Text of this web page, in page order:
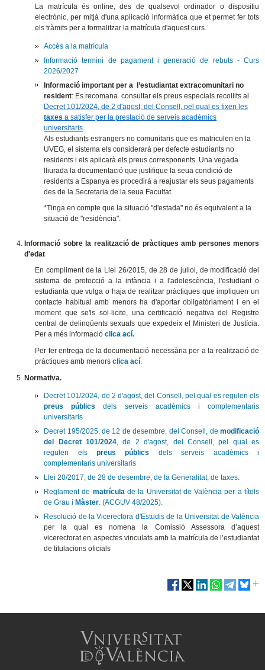
La matrícula és online, des de qualsevol ordinador o dispositiu
electrònic, per mitjà d'una aplicació informàtica que et permet fer tots
els tràmits per a formalitzar la matrícula d'aquest curs.
Accés a la matrícula
Informació termini de pagament i generació de rebuts - Curs
2026/2027
Informació important per a l’estudiantat extracomunitari no
resident: Es recomana consultar els preus especials recollits al
Decret 101/2024, de 2 d'agost, del Consell, pel qual es fixen les
taxes a satisfer per la prestació de serveis acadèmics
universitaris
Als estudiants estrangers no comunitaris que es matriculen en la
UVEG, el sistema els considerarà per defecte estudiants no
residents i els aplicarà els preus corresponents. Una vegada
lliurada la documentació que justifique la seua condició de
residents a Espanya es procedirà a reajustar els seus pagaments
des de la Secretaria de la seua Facultat.
*Tinga en compte que la situació "d'estada" no és equivalent a la
situació de "residència".
Informació sobre la realització de pràctiques amb persones menors
d'edat
En compliment de la Llei 26/2015, de 28 de juliol, de modificació del
sistema de protecció a la infància i a l'adolescència, l'estudiant o
estudianta que vulga o haja de realitzar pràctiques que impliquen un
contacte habitual amb menors ha d'aportar obligatòriament i en el
moment que se'ls sol·licite, una certificació negativa del Registre
central de delinqüents sexuals que expedeix el Ministeri de Justícia.
Per a més informacióclica ací.
Per fer entrega de la documentació necessària per a la realització de
pràctiques amb menorsclica ací.
Normativa.
Decret 101/2024, de 2 d'agost, del Consell, pel qual es regulen els
preus públicsdels serveis acadèmics i complementaris
universitaris
Decret 195/2025, de 12 de desembre, del Consell, demodificació
del Decret 101/2024, de 2 d'agost, del Consell, pel qual es
regulen elspreus públics dels serveis acadèmics i
complementaris universitaris
Llei 20/2017, de 28 de desembre, de la Generalitat, de taxes.
Reglament de matrículade la Universitat de València per a títols
de Grau i Màster. (ACGUV 48/2025).
Resolució de la Vicerectora d'Estudis de la Universitat de València
per la qual es nomena la Comissió Assessora d’aquest
vicerectorat en aspectes vinculats amb la matrícula de l’estudiantat
de titulacions oficials